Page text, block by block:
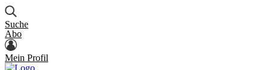
Suche
Abo
Mein Profil